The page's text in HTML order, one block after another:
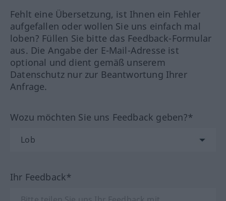
Fehlt eine Übersetzung, ist Ihnen ein Fehler
aufgefallen oder wollen Sie uns einfach mal
loben? Füllen Sie bitte das Feedback-Formular
aus. Die Angabe der E-Mail-Adresse ist
optional und dient gemäß unserem
Datenschutz nur zur Beantwortung Ihrer
Anfrage.
Wozu möchten Sie uns Feedback geben?*
Ihr Feedback*